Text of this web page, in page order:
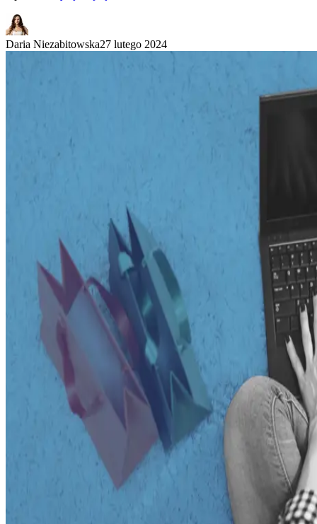
Daria Niezabitowska27 lutego 2024